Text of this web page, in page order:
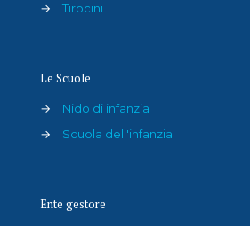
→
Tirocini
Le Scuole
→
Nido di infanzia
→
Scuola dell'infanzia
Ente gestore